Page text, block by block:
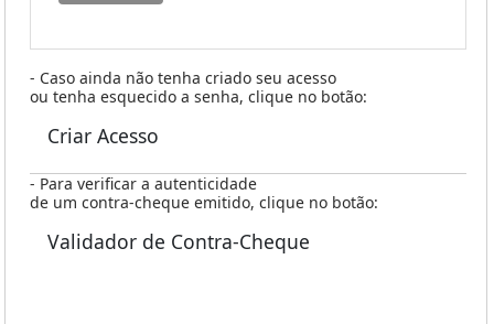
- Caso ainda não tenha criado seu acesso
ou tenha esquecido a senha, clique no botão:
Criar Acesso
- Para verificar a autenticidade
de um contra-cheque emitido, clique no botão:
Validador de Contra-Cheque